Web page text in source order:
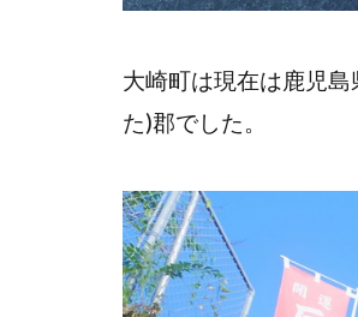
大崎町は現在は鹿児
た)郡でした。